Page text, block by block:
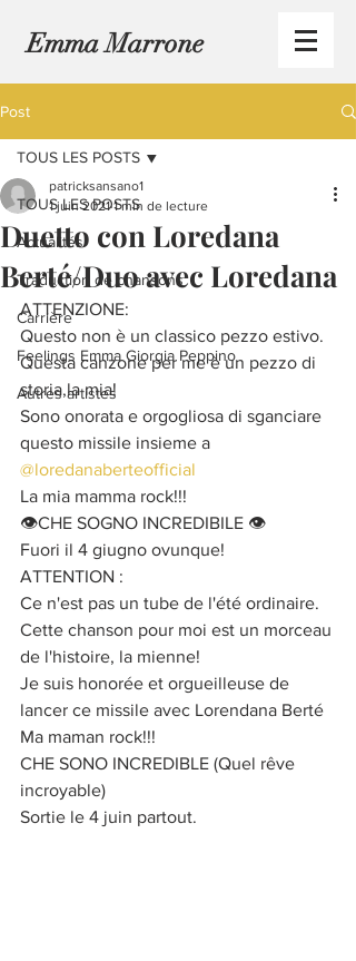
Emma Marrone
Post
TOUS LES POSTS
Actualités
Traduction de chansons
Carrière
Feelings Emma Giorgia Peppino
Autres artistes
TOUS LES POSTS
Duetto con Loredana
Berté/Duo avec Loredana
patricksansano1
1 juin 2021 1 min de lecture
ATTENZIONE:
Questo non è un classico pezzo estivo.
Questa canzone per me è un pezzo di
storia,la mia!
Sono onorata e orgogliosa di sganciare
questo missile insieme a
@loredanaberteofficial
La mia mamma rock!!!
👁CHE SOGNO INCREDIBILE 👁
Fuori il 4 giugno ovunque!
ATTENTION :
Ce n'est pas un tube de l'été ordinaire.
Cette chanson pour moi est un morceau
de l'histoire, la mienne!
Je suis honorée et orgueilleuse de
lancer ce missile avec Lorendana Berté
Ma maman rock!!!
CHE SONO INCREDIBLE (Quel rêve
incroyable)
Sortie le 4 juin partout.